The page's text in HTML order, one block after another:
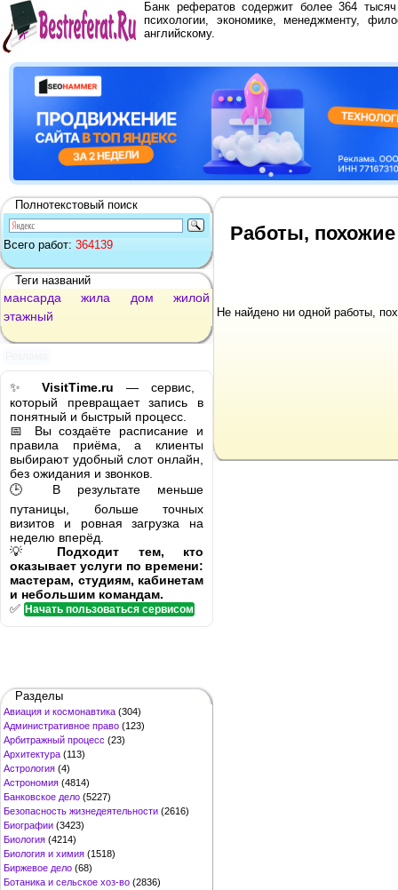
Банк рефератов содержит более 364
психологии, экономике, менеджменту,
английскому.
Полнотекстовый поиск
Всего работ: 364139
Теги названий
мансарда жила дом
жилой
этажный
✨ VisitTime.ru — сервис,
который превращает запись в
понятный и быстрый процесс.
📅 Вы создаёте расписание и
правила приёма, а клиенты
выбирают удобный слот онлайн,
без ожидания и звонков.
🕒 В результате меньше
путаницы, больше точных
визитов и ровная загрузка на
неделю вперёд.
💡 Подходит тем, кто
оказывает услуги по времени:
мастерам, студиям, кабинетам
и небольшим командам.
✅ Начать пользоваться сервисом
Разделы
Авиация и космонавтика (304)
Административное право (123)
Арбитражный процесс (23)
Архитектура (113)
Астрология (4)
Астрономия (4814)
Банковское дело (5227)
Безопасность жизнедеятельности (2616)
Биографии (3423)
Биология (4214)
Биология и химия (1518)
Биржевое дело (68)
Ботаника и сельское хоз-во (2836)
Работы,
Не найдено ни одной работы,